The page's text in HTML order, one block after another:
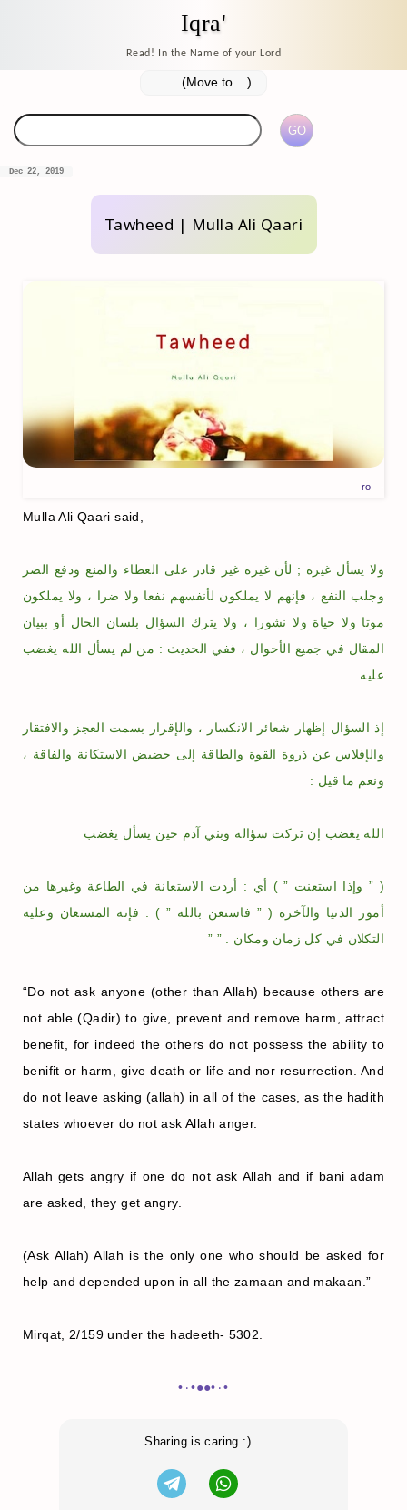
Iqra'
Read! In the Name of your Lord
Dec 22, 2019
Tawheed | Mulla Ali Qaari
ro
Mulla Ali Qaari said,
ولا يسأل غيره ; لأن غيره غير قادر على العطاء والمنع ودفع الضر
وجلب النفع ، فإنهم لا يملكون لأنفسهم نفعا ولا ضرا ، ولا يملكون
موتا ولا حياة ولا نشورا ، ولا يترك السؤال بلسان الحال أو ببيان
المقال في جميع الأحوال ، ففي الحديث : من لم يسأل الله يغضب
عليه
إذ السؤال إظهار شعائر الانكسار ، والإقرار بسمت العجز والافتقار
والإفلاس عن ذروة القوة والطاقة إلى حضيض الاستكانة والفاقة ،
ونعم ما قيل :
الله يغضب إن تركت سؤاله وبني آدم حين يسأل يغضب
( ” وإذا استعنت ” ) أي : أردت الاستعانة في الطاعة وغيرها من
أمور الدنيا والآخرة ( ” فاستعن بالله ” ) : فإنه المستعان وعليه
التكلان في كل زمان ومكان . ” ”
“Do not ask anyone (other than Allah) because others are
not able (Qadir) to give, prevent and remove harm, attract
benefit, for indeed the others do not possess the ability to
benifit or harm, give death or life and nor resurrection. And
do not leave asking (allah) in all of the cases, as the hadith
states whoever do not ask Allah anger.
Allah gets angry if one do not ask Allah and if bani adam
are asked, they get angry.
(Ask Allah) Allah is the only one who should be asked for
help and depended upon in all the zamaan and makaan.”
Mirqat, 2/159 under the hadeeth- 5302.
•٠•●●•٠•
Sharing is caring :)